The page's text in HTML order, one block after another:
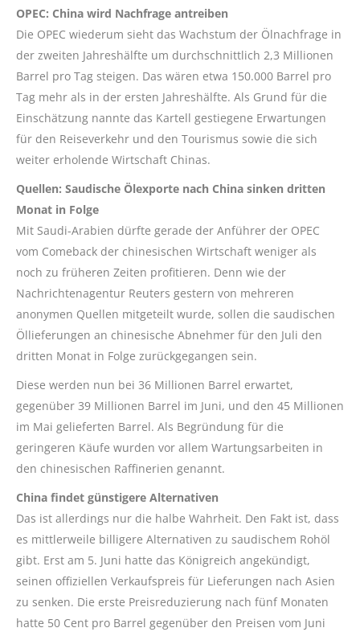
OPEC: China wird Nachfrage antreiben
Die OPEC wiederum sieht das Wachstum der Ölnachfrage in
der zweiten Jahreshälfte um durchschnittlich 2,3 Millionen
Barrel pro Tag steigen. Das wären etwa 150.000 Barrel pro
Tag mehr als in der ersten Jahreshälfte. Als Grund für die
Einschätzung nannte das Kartell gestiegene Erwartungen
für den Reiseverkehr und den Tourismus sowie die sich
weiter erholende Wirtschaft Chinas.
Quellen: Saudische Ölexporte nach China sinken dritten
Monat in Folge
Mit Saudi-Arabien dürfte gerade der Anführer der OPEC
vom Comeback der chinesischen Wirtschaft weniger als
noch zu früheren Zeiten profitieren. Denn wie der
Nachrichtenagentur Reuters gestern von mehreren
anonymen Quellen mitgeteilt wurde, sollen die saudischen
Öllieferungen an chinesische Abnehmer für den Juli den
dritten Monat in Folge zurückgegangen sein.
Diese werden nun bei 36 Millionen Barrel erwartet,
gegenüber 39 Millionen Barrel im Juni, und den 45 Millionen
im Mai gelieferten Barrel. Als Begründung für die
geringeren Käufe wurden vor allem Wartungsarbeiten in
den chinesischen Raffinerien genannt.
China findet günstigere Alternativen
Das ist allerdings nur die halbe Wahrheit. Den Fakt ist, dass
es mittlerweile billigere Alternativen zu saudischem Rohöl
gibt. Erst am 5. Juni hatte das Königreich angekündigt,
seinen offiziellen Verkaufspreis für Lieferungen nach Asien
zu senken. Die erste Preisreduzierung nach fünf Monaten
hatte 50 Cent pro Barrel gegenüber den Preisen vom Juni